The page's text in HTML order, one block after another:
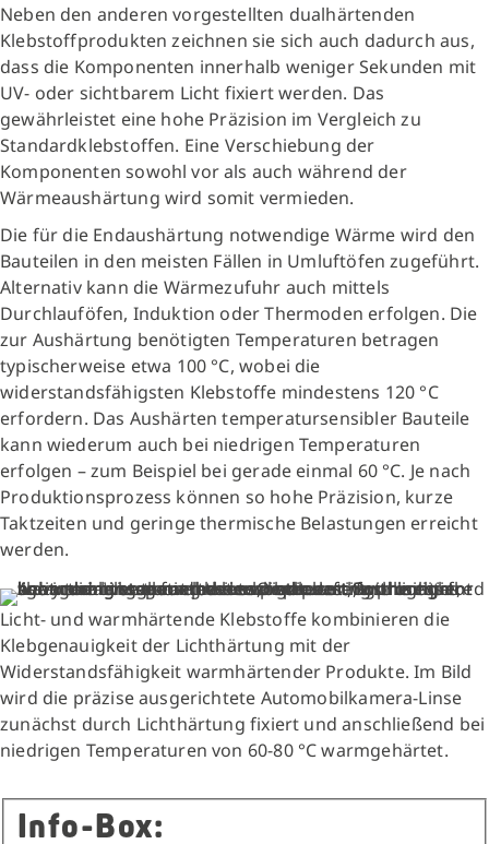
Neben den anderen vorgestellten dualhärtenden
Klebstoffprodukten zeichnen sie sich auch dadurch aus,
dass die Komponenten innerhalb weniger Sekunden mit
UV- oder sichtbarem Licht fixiert werden. Das
gewährleistet eine hohe Präzision im Vergleich zu
Standardklebstoffen. Eine Verschiebung der
Komponenten sowohl vor als auch während der
Wärmeaushärtung wird somit vermieden.
Die für die Endaushärtung notwendige Wärme wird den
Bauteilen in den meisten Fällen in Umluftöfen zugeführt.
Alternativ kann die Wärmezufuhr auch mittels
Durchlauföfen, Induktion oder Thermoden erfolgen. Die
zur Aushärtung benötigten Temperaturen betragen
typischerweise etwa 100 °C, wobei die
widerstandsfähigsten Klebstoffe mindestens 120 °C
erfordern. Das Aushärten temperatursensibler Bauteile
kann wiederum auch bei niedrigen Temperaturen
erfolgen – zum Beispiel bei gerade einmal 60 °C. Je nach
Produktionsprozess können so hohe Präzision, kurze
Taktzeiten und geringe thermische Belastungen erreicht
werden.
Licht- und warmhärtende Klebstoffe kombinieren die
Klebgenauigkeit der Lichthärtung mit der
Widerstandsfähigkeit warmhärtender Produkte. Im Bild
wird die präzise ausgerichtete Automobilkamera-Linse
zunächst durch Lichthärtung fixiert und anschließend bei
niedrigen Temperaturen von 60-80 °C warmgehärtet.
Info-Box: